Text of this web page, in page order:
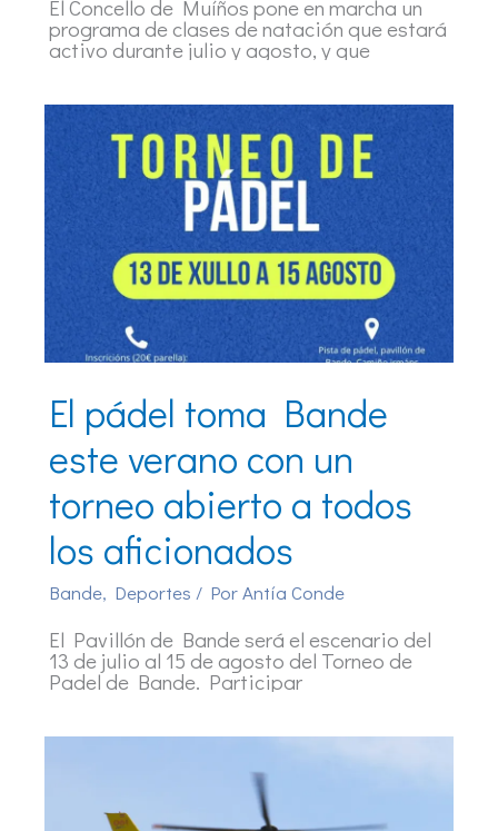
El Concello de Muíños pone en marcha un
programa de clases de natación que estará
activo durante julio y agosto, y que
El pádel toma Bande
este verano con un
torneo abierto a todos
los aficionados
Bande, Deportes / PorAntía Conde
El Pavillón de Bande será el escenario del
13 de julio al 15 de agosto del Torneo de
Padel de Bande. Participar